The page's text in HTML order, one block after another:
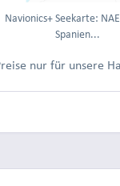
nach Anmeldung.
Navionics+ Seekarte:
Spanien...
nur für unsere